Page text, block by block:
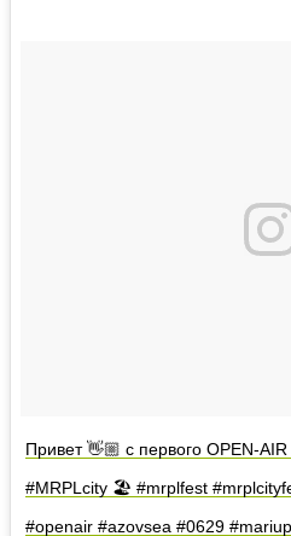
Привет 👋🏼 с первого OPEN-
#MRPLcity 🏖 #mrplfest
#openair #azovsea #0629